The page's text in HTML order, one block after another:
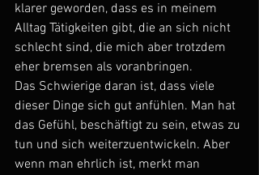
klarer geworden, dass es in meinem
Alltag Tätigkeiten gibt, die an sich nicht
schlecht sind, die mich aber trotzdem
eher bremsen als voranbringen.
Das Schwierige daran ist, dass viele
dieser Dinge sich gut anfühlen. Man hat
das Gefühl, beschäftigt zu sein, etwas zu
tun und sich weiterzuentwickeln. Aber
wenn man ehrlich ist, merkt man